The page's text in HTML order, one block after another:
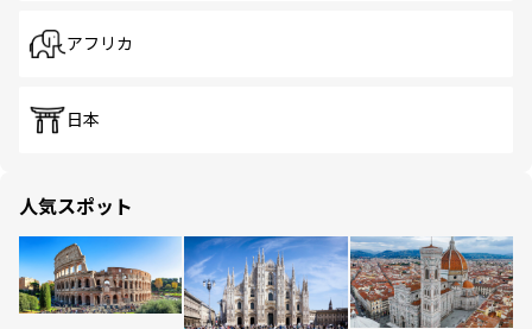
アフリカ
日本
人気スポット